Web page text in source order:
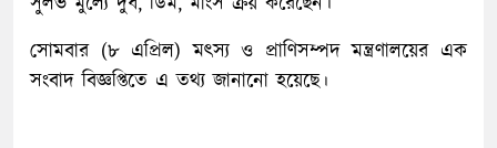
সোমবার (৮ এপ্রিল) মৎস্য ও প্রাণিসম্পদ মন্ত্রণালয়ের এক
সংবাদ বিজ্ঞপ্তিতে এ তথ্য জানানো হয়েছে।